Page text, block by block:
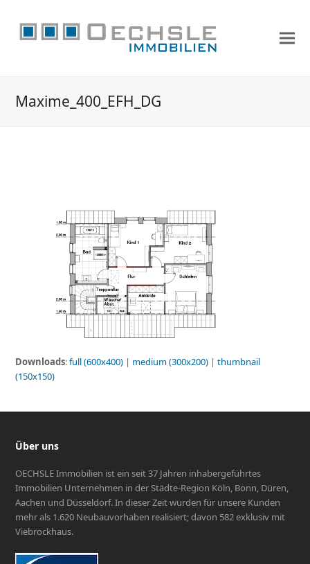
Maxime_400_EFH_DG
Downloads:full (600x400) | medium (300x200) |thumbnail
(150x150)
Über uns
OECHSLE Immobilien ist ein seit 37 Jahren inhabergeführtes
Immobilien Unternehmen in der Städte-Region Köln, Bonn, Düren,
Aachen und Düsseldorf. In dieser Zeit wurden für unsere Kunden
mehr als 1.620 Neubauvorhaben realisiert; davon 582 exklusiv mit
Viebrockhaus.